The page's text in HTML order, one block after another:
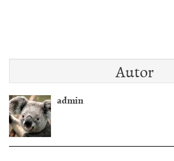
Autor
admin